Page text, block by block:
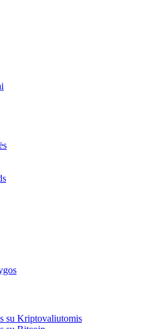
su Kriptovaliutomis